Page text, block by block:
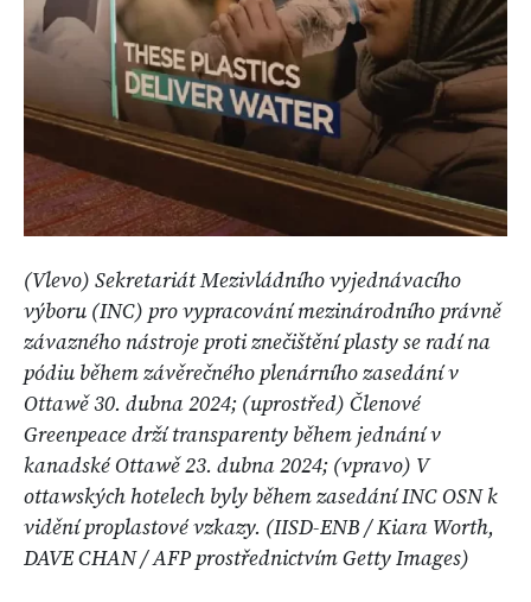
(Vlevo) Sekretariát Mezivládního vyjednávacího
výboru (INC) pro vypracování mezinárodního právně
závazného nástroje proti znečištění plasty se radí na
pódiu během závěrečného plenárního zasedání v
Ottawě 30. dubna 2024; (uprostřed) Členové
Greenpeace drží transparenty během jednání v
kanadské Ottawě 23. dubna 2024; (vpravo) V
ottawských hotelech byly během zasedání INC OSN k
vidění proplastové vzkazy. (IISD-ENB / Kiara Worth,
DAVE CHAN / AFP prostřednictvím Getty Images)